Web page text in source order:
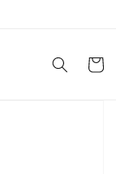
Carrello